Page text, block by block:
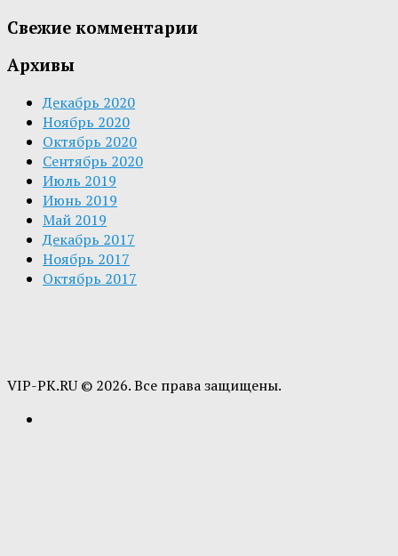
Свежие комментарии
Архивы
Декабрь 2020
Ноябрь 2020
Октябрь 2020
Сентябрь 2020
Июль 2019
Июнь 2019
Май 2019
Декабрь 2017
Ноябрь 2017
Октябрь 2017
VIP-PK.RU © 2026. Все права защищены.